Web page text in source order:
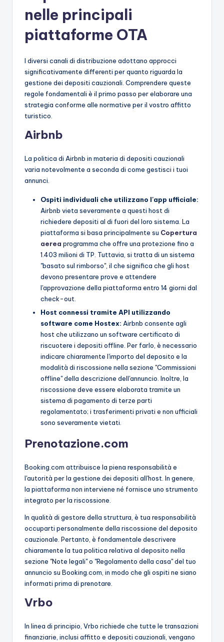
nelle principali
piattaforme OTA
I diversi canali di distribuzione adottano approcci
significativamente differenti per quanto riguarda la
gestione dei depositi cauzionali. Comprendere queste
regole fondamentali è il primo passo per elaborare una
strategia conforme alle normative per il vostro affitto
turistico.
Airbnb
La politica di Airbnb in materia di depositi cauzionali
varia notevolmente a seconda di come gestisci i tuoi
annunci.
Ospiti individuali che utilizzano l'app ufficiale:
Airbnb vieta severamente a questi host di
richiedere depositi al di fuori del loro sistema. La
piattaforma si basa principalmente su Copertura
aerea programma che offre una protezione fino a
1.403 milioni di TP. Tuttavia, si tratta di un sistema
"basato sul rimborso", il che significa che gli host
devono presentare prove e attendere
l'approvazione della piattaforma entro 14 giorni dal
check-out.
Host connessi tramite API utilizzando
software come Hostex: Airbnb consente agli
host che utilizzano un software certificato di
riscuotere i depositi offline. Per farlo, è necessario
indicare chiaramente l'importo del deposito e la
modalità di riscossione nella sezione "Commissioni
offline" della descrizione dell'annuncio. Inoltre, la
riscossione deve essere elaborata tramite un
sistema di pagamento di terze parti
regolamentato; i trasferimenti privati e non ufficiali
sono severamente vietati.
Prenotazione.com
Booking.com attribuisce la piena responsabilità e
l'autorità per la gestione dei depositi all'host. In genere,
la piattaforma non interviene né fornisce uno strumento
integrato per la riscossione.
In qualità di gestore della struttura, è tua responsabilità
occuparti personalmente della riscossione del deposito
cauzionale. Pertanto, è fondamentale descrivere
chiaramente la tua politica relativa al deposito nella
sezione "Note legali" o "Regolamento della casa" del tuo
annuncio su Booking.com, in modo che gli ospiti ne siano
informati prima di prenotare.
Vrbo
In linea di principio, Vrbo richiede che tutte le transazioni
finanziarie, inclusi affitto e depositi cauzionali, vengano